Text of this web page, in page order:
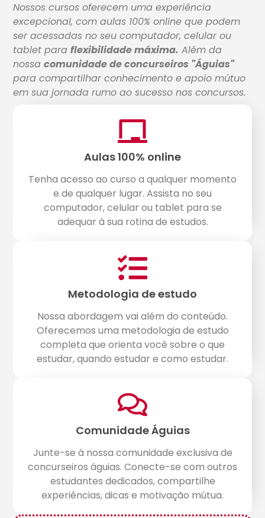
Nossos cursos oferecem uma experiência
excepcional, com aulas 100% online que podem
ser acessadas no seu computador, celular ou
tablet paraflexibilidade máxima. Além da
nossacomunidade de concurseiros "Águias"
para compartilhar conhecimento e apoio mútuo
em sua jornada rumo ao sucesso nos concursos.
Aulas 100% online
Tenha acesso ao curso a qualquer momento
e de qualquer lugar. Assista no seu
computador, celular ou tablet para se
adequar à sua rotina de estudos.
Metodologia de estudo
Nossa abordagem vai além do conteúdo.
Oferecemos uma metodologia de estudo
completa que orienta você sobre o que
estudar, quando estudar e como estudar.
Comunidade Águias
Junte-se à nossa comunidade exclusiva de
concurseiros águias. Conecte-se com outros
estudantes dedicados, compartilhe
experiências, dicas e motivação mútua.